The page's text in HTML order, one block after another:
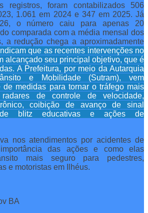
registros, foram contabilizados 506
1.061 em 2024 e 347 em 2025. Já
o número caiu para apenas 20
comparada com a média mensal dos
a redução chega a aproximadamente
que as recentes intervenções no
alcançado seu principal objetivo, que é
A Prefeitura, por meio da Autarquia
e Mobilidade (Sutram), vem
de medidas para tornar o tráfego mais
de controle de velocidade,
coibição de avanço de sinal
blitz educativas e ações de
nos atendimentos por acidentes de
das ações e como elas
mais seguro para pedestres,
e motoristas em Ilhéus.
BA